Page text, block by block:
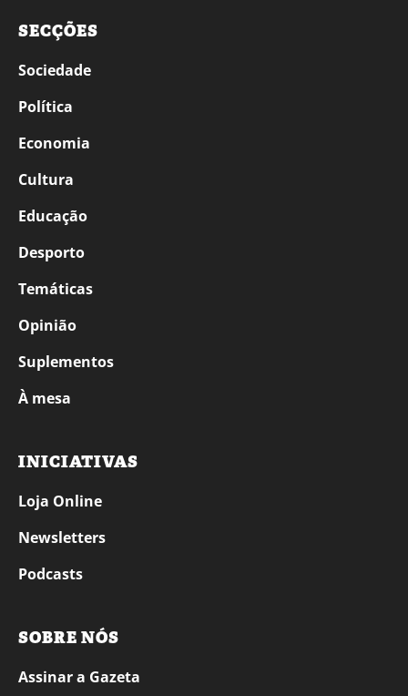
SECÇÕES
Sociedade
Política
Economia
Cultura
Educação
Desporto
Temáticas
Opinião
Suplementos
À mesa
INICIATIVAS
Loja Online
Newsletters
Podcasts
SOBRE NÓS
Assinar a Gazeta